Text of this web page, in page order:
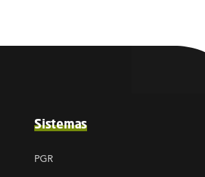
Sistemas
PGR